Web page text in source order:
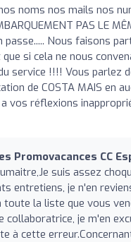
noms nos mails nos
PAS LE
Nous faisons
si cela ne nous
service !!!! Vous parlez
de COSTA MAIS en
vos réflexions
Promovacances CC
suis assez
entretiens, je n'en
la liste que vous
collaboratrice, je m'en
à cette